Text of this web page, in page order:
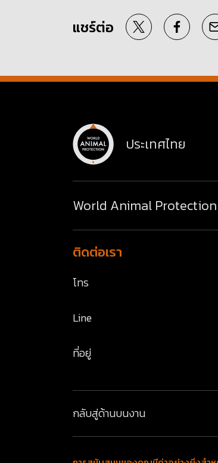
แชร์ต่อ
ประเทศไทย
World Animal Protection
ติดต่อเรา
โทร
Line
ที่อยู่
กลับสู่ด้านบนงาน